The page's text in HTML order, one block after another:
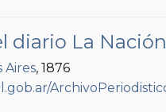
diario La Nación
Aires, 1876